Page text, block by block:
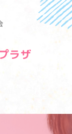
ラザ